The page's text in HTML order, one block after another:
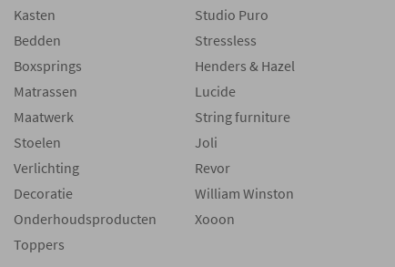
Kasten
Bedden
Boxsprings
Matrassen
Maatwerk
Stoelen
Verlichting
Decoratie
Onderhoudsproducten
Toppers
Studio Puro
Stressless
Henders & Hazel
Lucide
String furniture
Joli
Revor
William Winston
Xooon